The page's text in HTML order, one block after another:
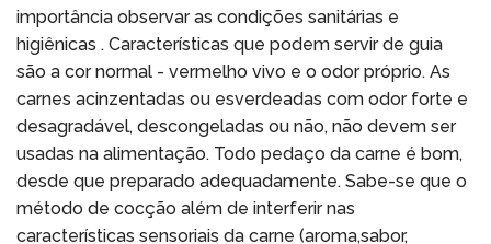
importância observar as condições sanitárias e
higiênicas . Características que podem servir de guia
são a cor normal - vermelho vivo e o odor próprio. As
carnes acinzentadas ou esverdeadas com odor forte e
desagradável, descongeladas ou não, não devem ser
usadas na alimentação. Todo pedaço da carne é bom,
desde que preparado adequadamente. Sabe-se que o
método de cocção além de interferir nas
características sensoriais da carne (aroma,sabor,